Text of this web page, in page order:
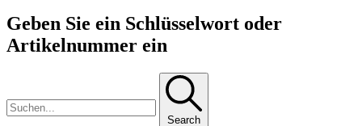
Geben Sie ein Schlüsselwort oder
Artikelnummer ein
Search